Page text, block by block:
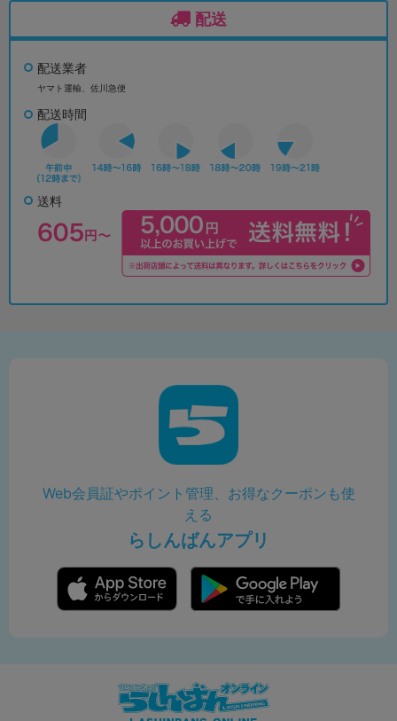
配送
配送業者
ヤマト運輸、佐川急便
配送時間
送料
Web会員証やポイント管理、お得なクーポンも使
える
らしんばんアプリ